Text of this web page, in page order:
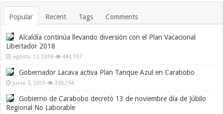
Popular Recent Tags Comments
Alcaldía continúa llevando diversión con el Plan Vacacional
Libertador 2018
agosto 13, 2018 444,197
Gobernador Lacava activa Plan Tanque Azul en Carabobo
junio 3, 2019 330,254
Gobierno de Carabobo decretó 13 de noviembre día de Júbilo
Regional No Laborable